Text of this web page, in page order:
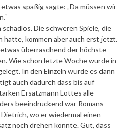
spaßig sagte: „Da müssen wir
Die schweren Spiele, die
hatte, kommen aber auch erst jetzt.
überraschend der höchste
Wie schon letzte Woche wurde in
In den Einzeln wurde es dann
auch dadurch dass bis auf
Ersatzmann Lottes alle
beeindruckend war Romans
wo er wiedermal einen
noch drehen konnte. Gut, dass